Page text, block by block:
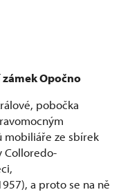
Opočno
pobočka
mobiliáře ze sbírek
Colloredo-
a proto se na ně